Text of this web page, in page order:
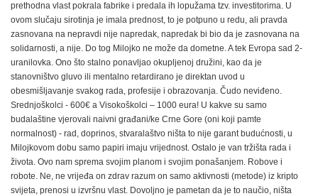
prethodna vlast pokrala fabrike i predala ih lopužama tzv. investitorima. U
ovom slučaju sirotinja je imala prednost, to je potpuno u redu, ali pravda
zasnovana na nepravdi nije napredak, napredak bi bio da je zasnovana na
solidarnosti, a nije. Do tog Milojko ne može da dometne. A tek Evropa sad 2-
uranilovka. Ono što stalno ponavljao okupljenoj družini, kao da je
stanovništvo gluvo ili mentalno retardirano je direktan uvod u
obesmišljavanje svakog rada, profesije i obrazovanja. Čudo neviđeno.
Srednjoškolci - 600€ a Visokoškolci – 1000 eura! U kakve su samo
budalaštine vjerovali naivni građani/ke Crne Gore (oni koji pamte
normalnost) - rad, doprinos, stvaralaštvo ništa to nije garant budućnosti, u
Milojkovom dobu samo papiri imaju vrijednost. Ostalo je van tržišta rada i
života. Ovo nam sprema svojim planom i svojim ponašanjem. Robove i
robote. Ne, ne vrijeđa on zdrav razum on samo aktivnosti (metode) iz kripto
svijeta, prenosi u izvršnu vlast. Dovoljno je pametan da je to naučio, ništa